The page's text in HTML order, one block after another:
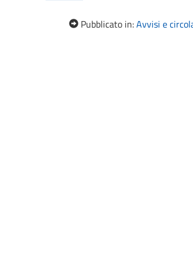
Pubblicato in:Avvisi e